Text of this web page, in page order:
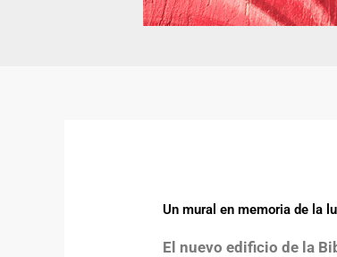
Un mural en memoria de la
El nuevo edificio de la